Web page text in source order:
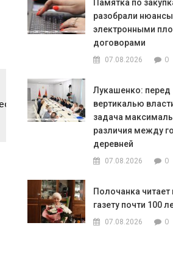
санкций против
Памятка по
разобрали
электронными
договорами
07.08.2026 0
Лукашенко: перед
вертикалью
задача
различия между
деревней
07.08.2026 0
Полочанка
газету почти 100
07.08.2026 0